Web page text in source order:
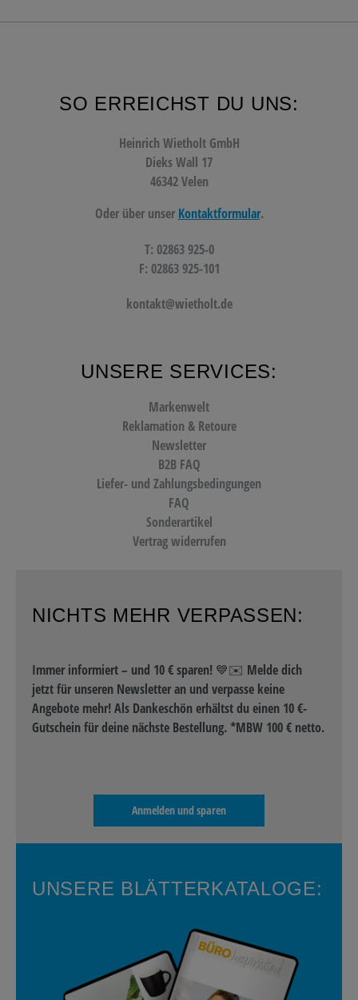
SO ERREICHST DU UNS:
Heinrich Wietholt GmbH
Dieks Wall 17
46342 Velen
Oder über unser Kontaktformular.
T: 02863 925-0
F: 02863 925-101
kontakt@wietholt.de
UNSERE SERVICES:
Markenwelt
Reklamation & Retoure
Newsletter
B2B FAQ
Liefer- und Zahlungsbedingungen
FAQ
Sonderartikel
Vertrag widerrufen
NICHTS MEHR VERPASSEN:
Immer informiert – und 10 € sparen! 💙✉️ Melde dich
jetzt für unseren Newsletter an und verpasse keine
Angebote mehr! Als Dankeschön erhältst du einen 10 €-
Gutschein für deine nächste Bestellung. *MBW 100 € netto.
Anmelden und sparen
UNSERE BLÄTTERKATALOGE: